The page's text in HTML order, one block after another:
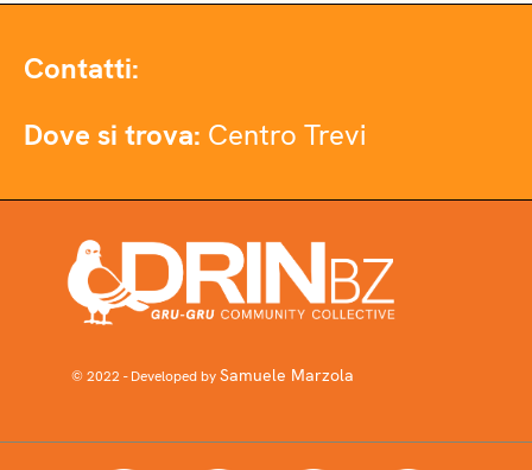
Contatti:
Dove si trova: Centro Trevi
© 2022 - Developed bySamuele Marzola